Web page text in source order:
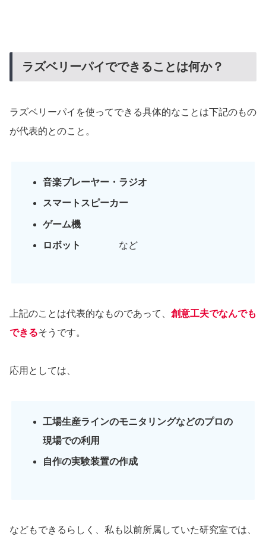
ラズベリーパイでできることは何か？
ラズベリーパイを使ってできる具体的なことは下記のもの
が代表的とのこと。
音楽プレーヤー・ラジオ
スマートスピーカー
ゲーム機
ロボット など
上記のことは代表的なものであって、 創意工夫でなんでも
できるそうです。
応用としては、
工場生産ラインのモニタリングなどのプロの
現場での利用
自作の実験装置の作成
などもできるらしく、私も以前所属していた研究室では、